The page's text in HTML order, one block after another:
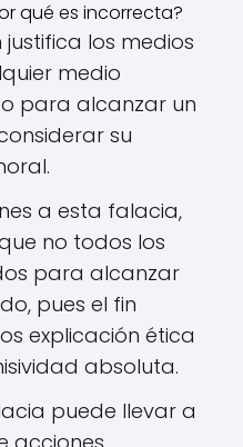
los medios
medio
para alcanzar un
su
a esta falacia,
no todos los
para alcanzar
pues el fin
explicación ética
absoluta.
puede llevar a